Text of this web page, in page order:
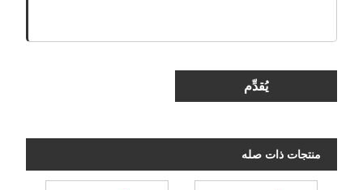
يُقدِّم
منتجات ذات صله